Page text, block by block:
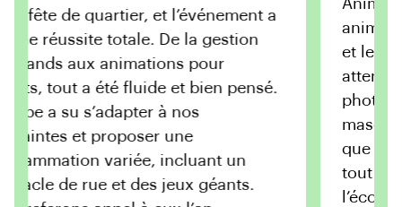
d’une fête de quartier, et l’événement a
été une réussite totale. De la gestion
des stands aux animations pour
enfants, tout a été fluide et bien pensé.
L’équipe a su s’adapter à nos
contraintes et proposer une
programmation variée, incluant un
spectacle de rue et des jeux géants.